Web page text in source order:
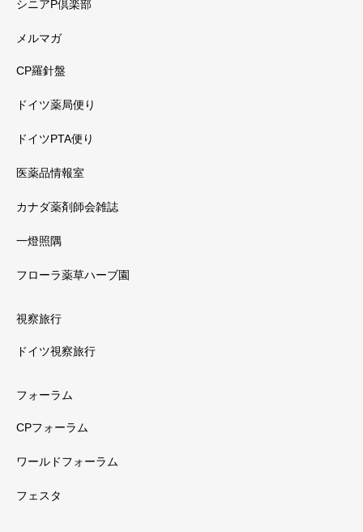
シニアP倶楽部
メルマガ
CP羅針盤
ドイツ薬局便り
ドイツPTA便り
医薬品情報室
カナダ薬剤師会雑誌
一燈照隅
フローラ薬草ハーブ園
視察旅行
ドイツ視察旅行
フォーラム
CPフォーラム
ワールドフォーラム
フェスタ